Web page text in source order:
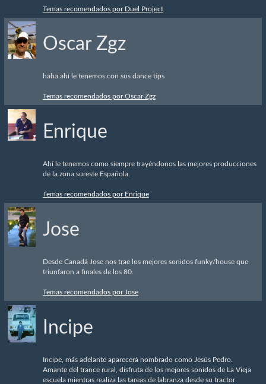
Temas recomendados por Duel Project
Oscar Zgz
haha ahí le tenemos con sus dance tips
Temas recomendados por Oscar Zgz
Enrique
Ahí le tenemos como siempre trayéndonos las mejores producciones
de la zona sureste Española.
Temas recomendados por Enrique
Jose
Desde Canadá Jose nos trae los mejores sonidos funky/house que
triunfaron a finales de los 80.
Temas recomendados por Jose
Incipe
Incipe, más adelante aparecerá nombrado como Jesús Pedro.
Amante del trance rural, disfruta de los mejores sonidos de La Vieja
escuela mientras realiza las tareas de labranza desde su tractor.